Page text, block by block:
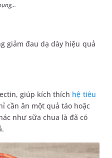
giảm đau dạ dày hiệu quả
giúp kích thích hệ tiêu
cần ăn một quả táo hoặc
như sữa chua là đã có